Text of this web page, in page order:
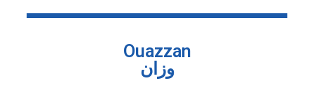
Ouazzan
وزان